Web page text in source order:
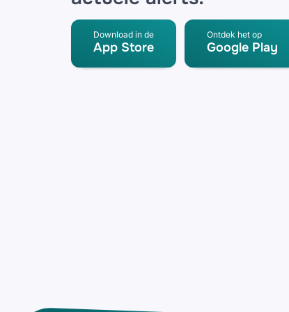
Download in de
App Store
Ontdek het op
Google Play